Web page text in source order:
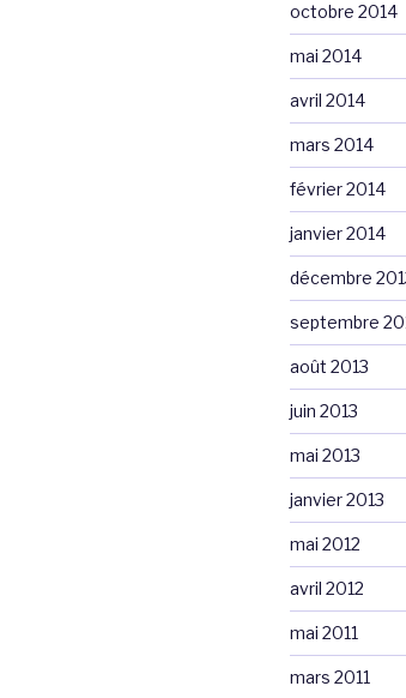
octobre 2014
mai 2014
avril 2014
mars 2014
février 2014
janvier 2014
décembre
septembre
août 2013
juin 2013
mai 2013
janvier 2013
mai 2012
avril 2012
mai 2011
mars 2011